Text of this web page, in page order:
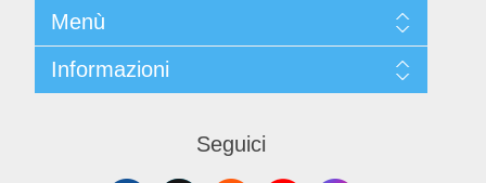
Registratori di Cassa
Menù
Contenuti
Informazioni
Seguici